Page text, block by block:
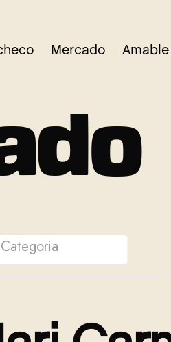
Mercado Amable
do
Categoria